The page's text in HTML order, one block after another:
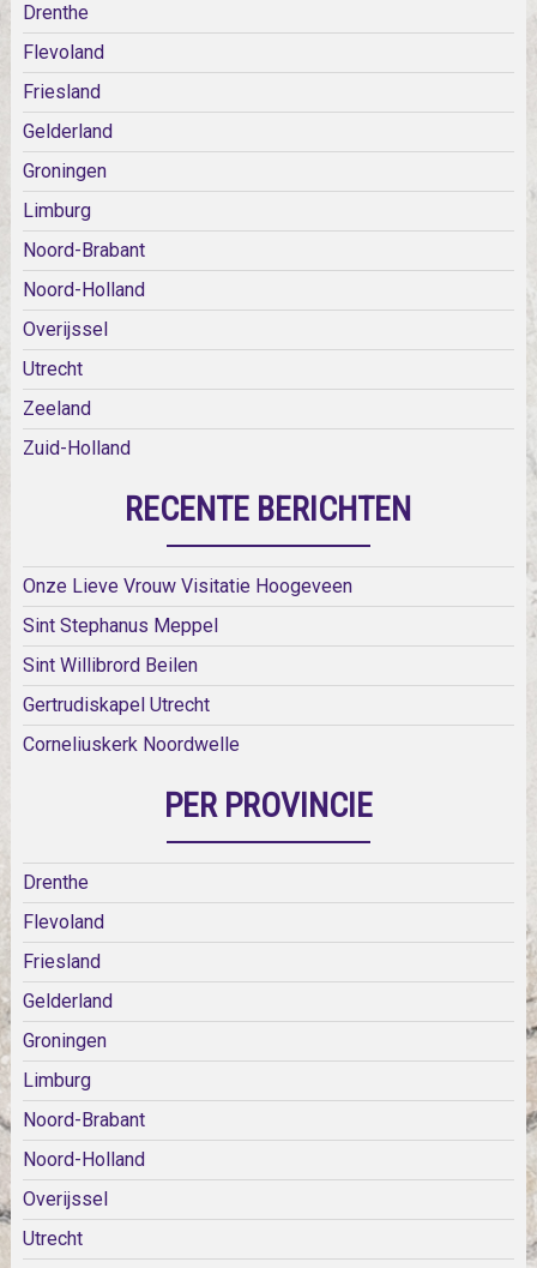
Drenthe
Flevoland
Friesland
Gelderland
Groningen
Limburg
Noord-Brabant
Noord-Holland
Overijssel
Utrecht
Zeeland
Zuid-Holland
RECENTE BERICHTEN
Onze Lieve Vrouw Visitatie Hoogeveen
Sint Stephanus Meppel
Sint Willibrord Beilen
Gertrudiskapel Utrecht
Corneliuskerk Noordwelle
PER PROVINCIE
Drenthe
Flevoland
Friesland
Gelderland
Groningen
Limburg
Noord-Brabant
Noord-Holland
Overijssel
Utrecht